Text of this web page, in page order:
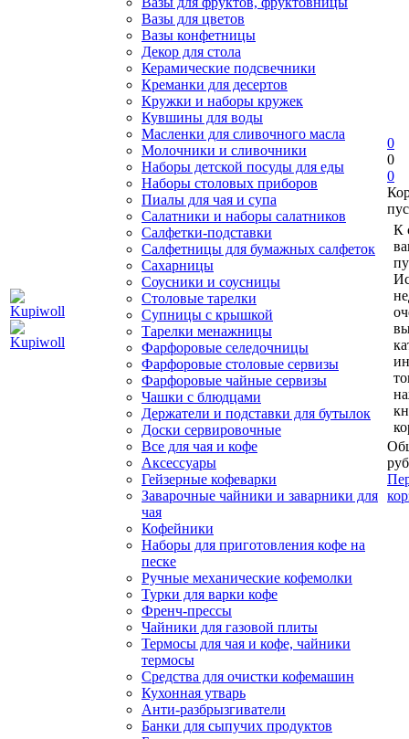
Вазы для цветов
Вазы конфетницы
Декор для стола
Керамические подсвечники
Креманки для десертов
Кружки и наборы кружек
Кувшины для воды
Масленки для сливочного масла
Молочники и сливочники
Наборы детской посуды для еды
Наборы столовых приборов
Пиалы для чая и супа
Салатники и наборы салатников
Салфетки-подставки
Салфетницы для бумажных салфеток
Сахарницы
Соусники и соусницы
Столовые тарелки
Супницы с крышкой
Тарелки менажницы
Фарфоровые селедочницы
Фарфоровые столовые сервизы
Фарфоровые чайные сервизы
Чашки с блюдцами
Держатели и подставки для бутылок
Доски сервировочные
Все для чая и кофе
Аксессуары
Гейзерные кофеварки
Заварочные чайники и заварники для
чая
Кофейники
Наборы для приготовления кофе на
песке
Ручные механические кофемолки
Турки для варки кофе
Френч-прессы
Чайники для газовой плиты
Термосы для чая и кофе, чайники
термосы
Средства для очистки кофемашин
Кухонная утварь
Анти-разбрызгиватели
Банки для сыпучих продуктов
0
0
0
К